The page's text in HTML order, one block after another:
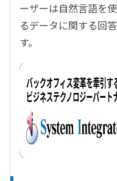
ーザーは自然言語を
るデータに関する回
す。